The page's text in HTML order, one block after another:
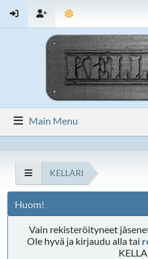
Main Menu
KELLARI
Huom!
Vain rekisteröityneet
Ole hyvä ja kirjaudu alla tai